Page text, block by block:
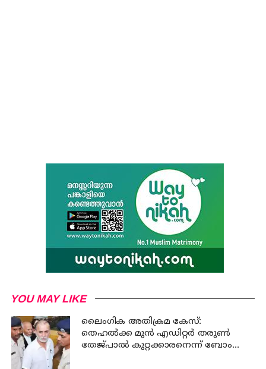
YOU MAY LIKE
ലൈംഗിക അതിക്രമ കേസ്:
തെഹൽക്ക മുൻ എഡിറ്റർ തരുൺ
തേജ്പാൽ കുറ്റക്കാരനെന്ന് ബോംബെ